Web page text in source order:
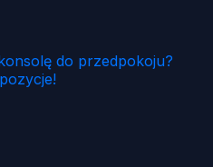
do przedpokoju?